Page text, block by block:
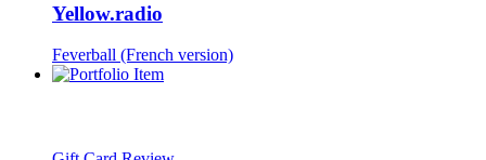
Yellow.radio
Feverball (French version)